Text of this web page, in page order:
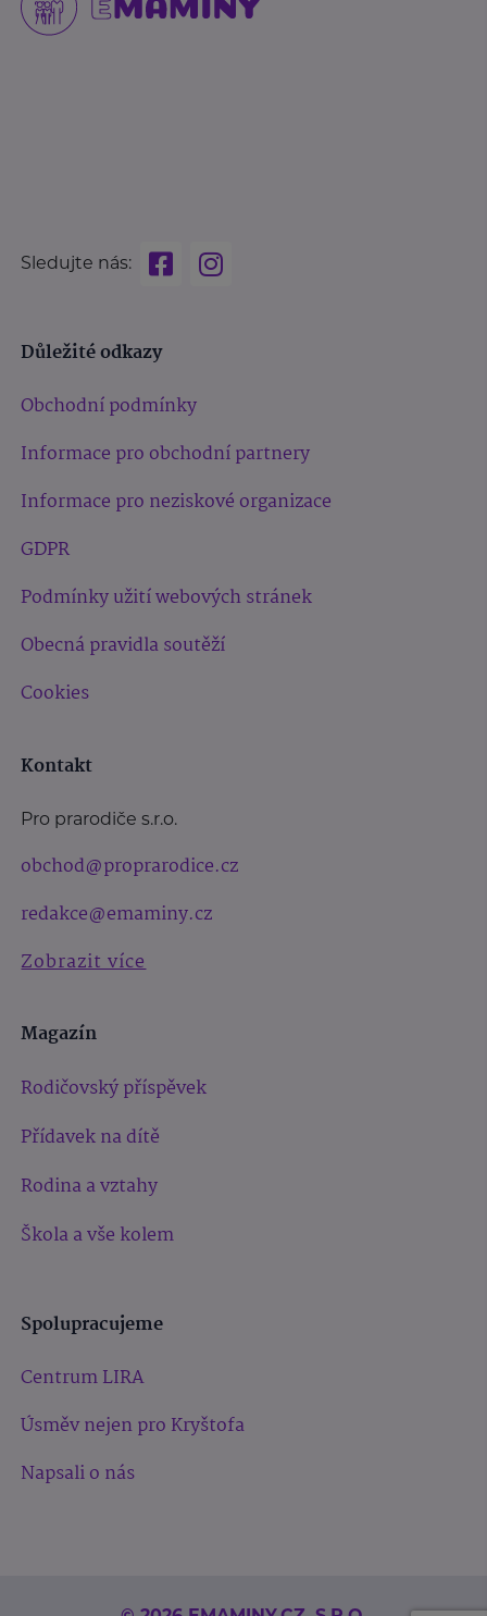
Sledujte nás:
Důležité odkazy
Obchodní podmínky
Informace pro obchodní partnery
Informace pro neziskové organizace
GDPR
Podmínky užití webových stránek
Obecná pravidla soutěží
Cookies
Kontakt
Pro prarodiče s.r.o.
obchod@proprarodice.cz
redakce@emaminy.cz
Zobrazit více
Magazín
Rodičovský příspěvek
Přídavek na dítě
Rodina a vztahy
Škola a vše kolem
Spolupracujeme
Centrum LIRA
Úsměv nejen pro Kryštofa
Napsali o nás